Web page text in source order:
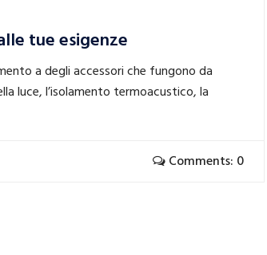
tue esigenze
a degli accessori che fungono da
luce, l’isolamento termoacustico, la
Comments: 0